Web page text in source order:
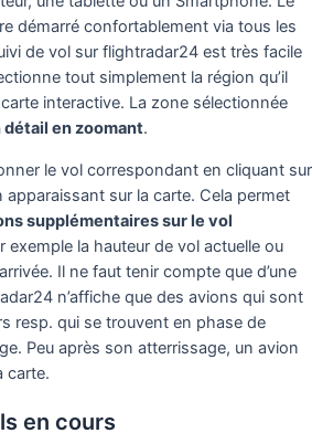
démarré confortablement via tous les
de vol sur flightradar24 est très facile
tout simplement la région qu’il
interactive. La zone sélectionnée
en zoomant.
le vol correspondant en cliquant sur
apparaissant sur la carte. Cela permet
supplémentaires sur le vol
exemple la hauteur de vol actuelle ou
Il ne faut tenir compte que d’une
n’affiche que des avions qui sont
resp. qui se trouvent en phase de
Peu après son atterrissage, un avion
carte.
en cours